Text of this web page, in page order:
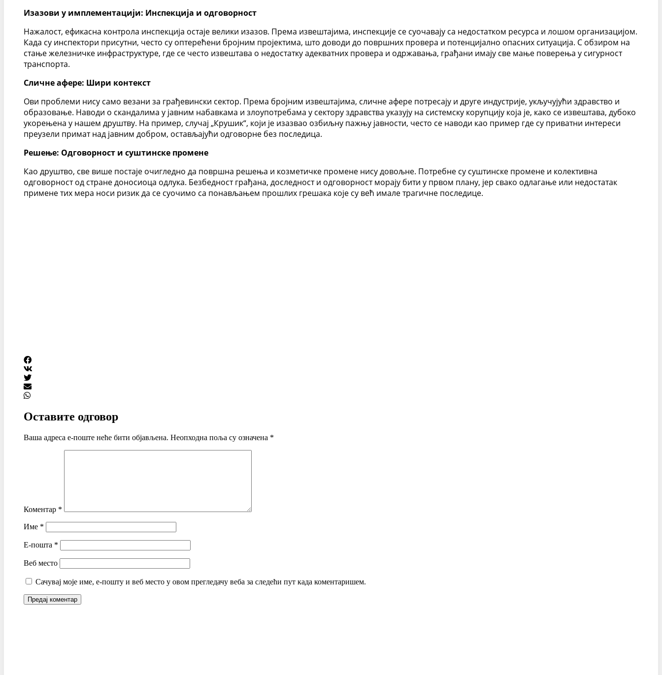
Изазови у имплементацији: Инспекција и одговорност
Нажалост, ефикасна контрола инспекција остаје велики изазов. Према извештајима, инспекције се суочавају са недостатком ресурса и лошом организацијом.
Када су инспектори присутни, често су оптерећени бројним пројектима, што доводи до површних провера и потенцијално опасних ситуација. С обзиром на
стање железничке инфраструктуре, где се често извештава о недостатку адекватних провера и одржавања, грађани имају све мање поверења у сигурност
транспорта.
Сличне афере: Шири контекст
Ови проблеми нису само везани за грађевински сектор. Према бројним извештајима, сличне афере потресају и друге индустрије, укључујући здравство и
образовање. Наводи о скандалима у јавним набавкама и злоупотребама у сектору здравства указују на системску корупцију која је, како се извештава, дубоко
укорењена у нашем друштву. На пример, случај „Крушик“, који је изазвао озбиљну пажњу јавности, често се наводи као пример где су приватни интереси
преузели примат над јавним добром, остављајући одговорне без последица.
Решење: Одговорност и суштинске промене
Као друштво, све више постаје очигледно да површна решења и козметичке промене нису довољне. Потребне су суштинске промене и колективна
одговорност од стране доносиоца одлука. Безбедност грађана, доследност и одговорност морају бити у првом плану, јер свако одлагање или недостатак
примене тих мера носи ризик да се суочимо са понављањем прошлих грешака које су већ имале трагичне последице.
Оставите одговор
Ваша адреса е-поште неће бити објављена. Неопходна поља су означена *
Коментар *
Име *
Е-пошта *
Веб место
Сачувај моје име, е-пошту и веб место у овом прегледачу веба за следећи пут када коментаришем.